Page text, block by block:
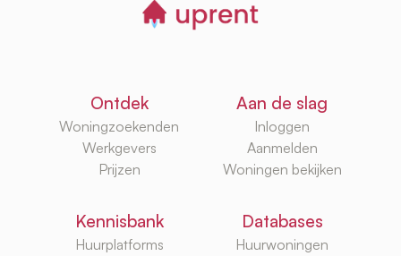
Ontdek
Woningzoekenden
Werkgevers
Prijzen
Aan de slag
Inloggen
Aanmelden
Woningen bekijken
Kennisbank
Huurplatforms
Databases
Huurwoningen